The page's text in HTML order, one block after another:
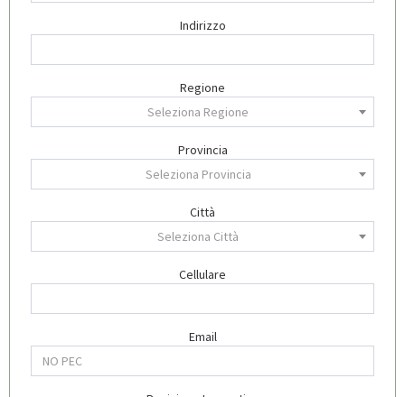
Indirizzo
Regione
Seleziona Regione
Provincia
Seleziona Provincia
Città
Seleziona Città
Cellulare
Email